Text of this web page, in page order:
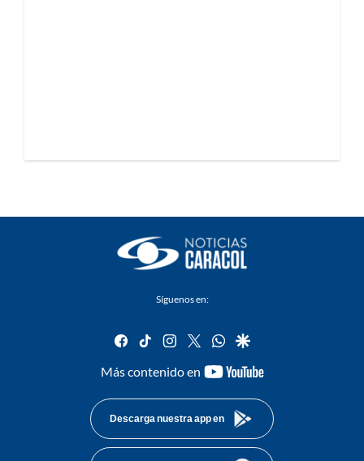
Síguenos en:
facebook
tiktok instagram
twitterwhatsapp
google
Más contenido en
youtube-
Descarga nuestra app en